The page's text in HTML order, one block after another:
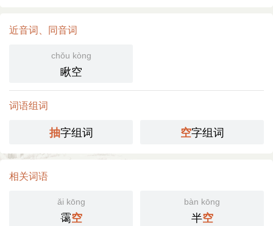
近音词、同音词
chǒu kòng
瞅空
词语组词
抽字组词 空字组词
相关词语
ǎi kōng
霭空
bàn kōng
半空